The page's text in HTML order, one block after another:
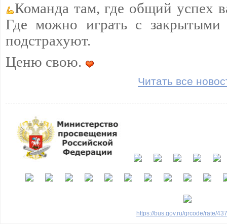
Команда там, где общий успех
Где можно играть с закрытыми
подстрахуют.
Ценю свою.
Читать все
https://bus.gov.ru/qrcode/rate/